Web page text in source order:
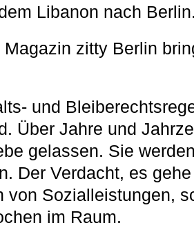
Libanon nach
Magazin zitty Berlin
und
Über Jahre und
gelassen. Sie
Der Verdacht, es
von Sozialleistungen,
im Raum.